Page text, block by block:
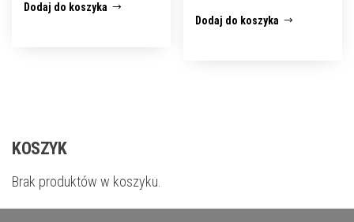
Dodaj do koszyka
Dodaj do koszyka
KOSZYK
Brak produktów w koszyku.